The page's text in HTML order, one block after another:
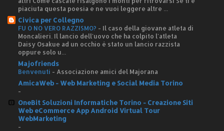
piaciuta questa poesia e ne vuoi leggere altre ...
Civica per Collegno
FU O NO VERO RAZZISMO? - Il caso della giovane atleta di
Moncalieri. Il lancio dell'uovo che ha colpito l'atleta
Daisy Osakue ad un occhio è stato un lancio razzista
oppure solo u...
Majofriends
Benvenuti - Associazione amici del Majorana
AmicaWeb - Web Marketing e Social Media Torino
-
OneBit Soluzioni Informatiche Torino - Creazione Siti
Web eCommerce App Android Virtual Tour
WebMarketing
-